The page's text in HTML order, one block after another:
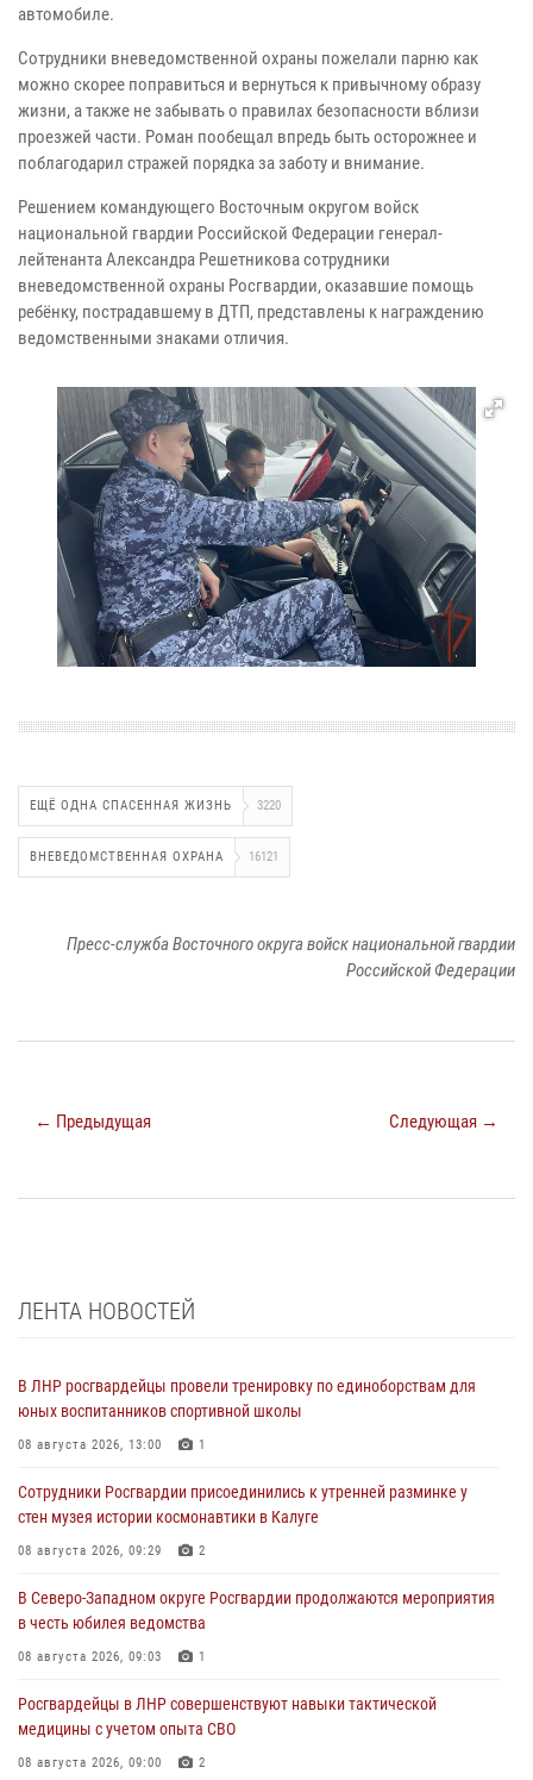
автомобиле.
Сотрудники вневедомственной охраны пожелали парню как
можно скорее поправиться и вернуться к привычному образу
жизни, а также не забывать о правилах безопасности вблизи
проезжей части. Роман пообещал впредь быть осторожнее и
поблагодарил стражей порядка за заботу и внимание.
Решением командующего Восточным округом войск
национальной гвардии Российской Федерации генерал-
лейтенанта Александра Решетникова сотрудники
вневедомственной охраны Росгвардии, оказавшие помощь
ребёнку, пострадавшему в ДТП, представлены к награждению
ведомственными знаками отличия.
ЕЩЁ ОДНА СПАСЕННАЯ ЖИЗНЬ 3220
ВНЕВЕДОМСТВЕННАЯ ОХРАНА 16121
Пресс-служба Восточного округа войск национальной гвардии
Российской Федерации
← Предыдущая Следующая →
ЛЕНТА НОВОСТЕЙ
В ЛНР росгвардейцы провели тренировку по единоборствам для
юных воспитанников спортивной школы
08 августа 2026, 13:00 1
Сотрудники Росгвардии присоединились к утренней разминке у
стен музея истории космонавтики в Калуге
08 августа 2026, 09:29 2
В Северо-Западном округе Росгвардии продолжаются мероприятия
в честь юбилея ведомства
08 августа 2026, 09:03 1
Росгвардейцы в ЛНР совершенствуют навыки тактической
медицины с учетом опыта СВО
08 августа 2026, 09:00 2